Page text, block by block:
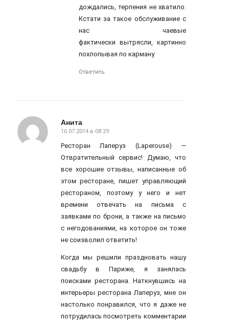
дождались, терпения не хватило.
Кстати за такое обслуживание с
нас чаевые
фактически вытрясли, картинно
похлопывая по карману.
Ответить
Анита
говорит:
16.07.2014 в 08:29
Ресторан Лаперуз (Laperouse) —
Отвратительный сервис! Думаю, что
все хорошие отзывы, написанные об
этом ресторане, пишет управляющий
рестораном, поэтому у него и нет
времени отвечать на письма с
заявками по брони, а также на письмо
с негодованиями, на которое он тоже
не соизволил ответить!
Когда мы решили праздновать нашу
свадьбу в Париже, я занялась
поисками ресторана. Наткнувшись на
интерьеры ресторана Лаперуз, мне он
настолько понравился, что я даже не
потрудилась посмотреть комментарии